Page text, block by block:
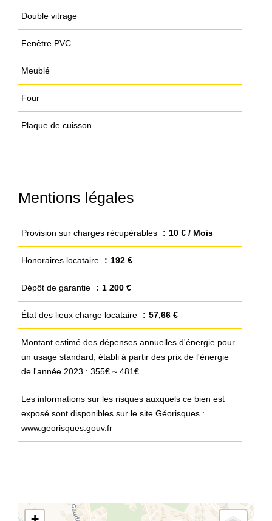
Double vitrage
Fenêtre PVC
Meublé
Four
Plaque de cuisson
Mentions légales
Provision sur charges récupérables 10 € / Mois
Honoraires locataire 192 €
Dépôt de garantie 1 200 €
État des lieux charge locataire 57,66 €
Montant estimé des dépenses annuelles d'énergie pour
un usage standard, établi à partir des prix de l'énergie
de l'année 2023 : 355€ ~ 481€
Les informations sur les risques auxquels ce bien est
exposé sont disponibles sur le site Géorisques :
www.georisques.gouv.fr